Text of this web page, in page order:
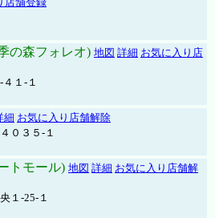
の森フォレオ) 地図 詳細 お気に入り店
１-１
細 お気に入り店舗解除
０３５-１
トモール) 地図 詳細 お気に入り店舗解
１-25-１